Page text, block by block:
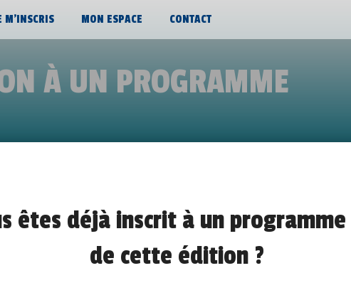
M’INSCRIS MON ESPACE CONTACT
À UN PROGRAMME
MÉTIERS DU PRINT/OFFSET/
de 10h00 à 12h00
DÉMO TECHNIQUE ET MISE(S) EN SITUATION
êtes déjà inscrit à un
de cette édition ?